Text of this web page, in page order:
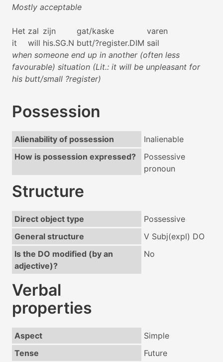
Mostly acceptable
Het
it
zal
will
zijn
his.SG.N
gat/kaske
butt/?register.DIM
varen
sail
when someone end up in another (often less
favourable) situation (Lit.: it will be unpleasant for
his butt/small ?register)
Possession
Alienability of possession
Inalienable
How is possession expressed?
Possessive
pronoun
Structure
Direct object type
Possessive
General structure
V Subj(expl) DO
Is the DO modified (by an
adjective)?
No
Verbal
properties
Aspect
Simple
Tense
Future